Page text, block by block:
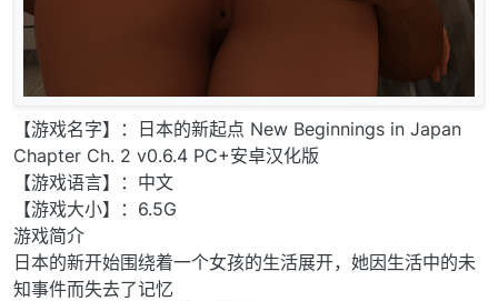
【游戏名字】：日本的新起点 New Beginnings in Japan
Chapter Ch. 2 v0.6.4 PC+安卓汉化版
【游戏语言】：中文
【游戏大小】：6.5G
游戏简介
日本的新开始围绕着一个女孩的生活展开，她因生活中的未
知事件而失去了记忆